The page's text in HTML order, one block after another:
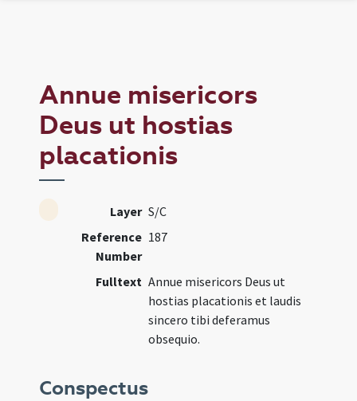
Annue misericors
Deus ut hostias
placationis
Layer S/C
Reference
Number
187
Fulltext Annue misericors Deus ut
hostias placationis et laudis
sincero tibi deferamus
obsequio.
Conspectus